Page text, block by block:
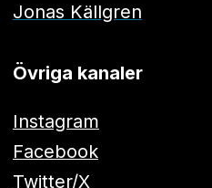
Jonas Källgren
Övriga kanaler
Instagram
Facebook
Twitter/X